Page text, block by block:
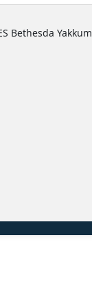
Bethesda Yakkum